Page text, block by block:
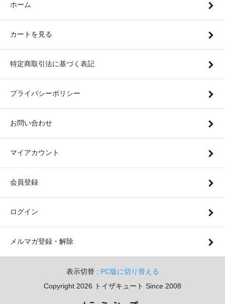
ホーム
カートを見る
特定商取引法に基づく表記
プライバシーポリシー
お問い合わせ
マイアカウント
会員登録
ログイン
メルマガ登録・解除
表示切替 : PC版に切り替える
Copyright 2026 トイザキュート Since 2008